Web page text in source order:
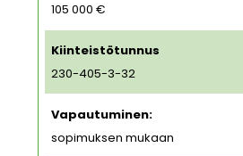
105 000 €
Kiinteistötunnus
230-405-3-32
Vapautuminen:
sopimuksen mukaan